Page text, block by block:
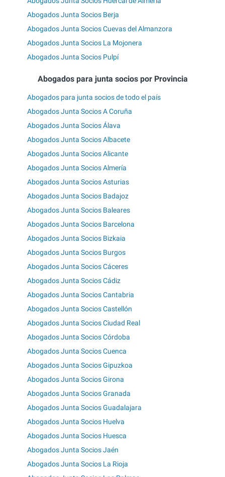
Abogados Junta Socios Berja
Abogados Junta Socios Cuevas del Almanzora
Abogados Junta Socios La Mojonera
Abogados Junta Socios Pulpí
Abogados para junta socios por Provincia
Abogados para junta socios de todo el país
Abogados Junta Socios A Coruña
Abogados Junta Socios Álava
Abogados Junta Socios Albacete
Abogados Junta Socios Alicante
Abogados Junta Socios Almería
Abogados Junta Socios Asturias
Abogados Junta Socios Badajoz
Abogados Junta Socios Baleares
Abogados Junta Socios Barcelona
Abogados Junta Socios Bizkaia
Abogados Junta Socios Burgos
Abogados Junta Socios Cáceres
Abogados Junta Socios Cádiz
Abogados Junta Socios Cantabria
Abogados Junta Socios Castellón
Abogados Junta Socios Ciudad Real
Abogados Junta Socios Córdoba
Abogados Junta Socios Cuenca
Abogados Junta Socios Gipuzkoa
Abogados Junta Socios Girona
Abogados Junta Socios Granada
Abogados Junta Socios Guadalajara
Abogados Junta Socios Huelva
Abogados Junta Socios Huesca
Abogados Junta Socios Jaén
Abogados Junta Socios La Rioja